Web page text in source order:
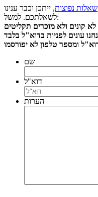
שאלות נפוצות, ייתכן וכבר ענינו
לשאלתכם. למשל:
שם
דוא"ל
הערות